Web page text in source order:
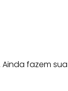
fazem